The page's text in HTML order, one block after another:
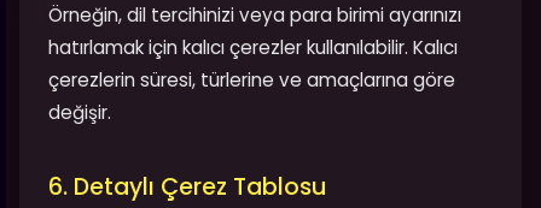
Örneğin, dil tercihinizi veya para birimi ayarınızı
hatırlamak için kalıcı çerezler kullanılabilir. Kalıcı
çerezlerin süresi, türlerine ve amaçlarına göre
değişir.
6. Detaylı Çerez Tablosu